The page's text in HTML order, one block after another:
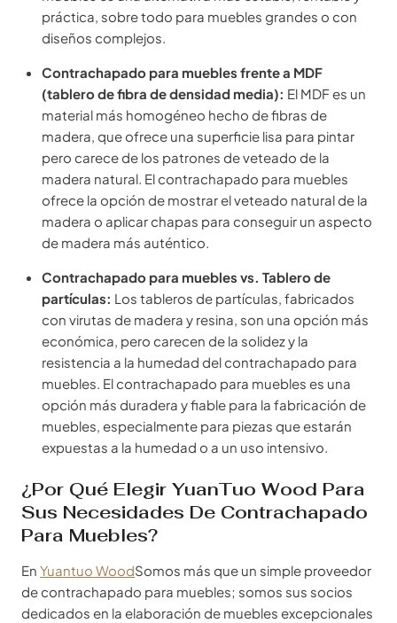
práctica, sobre todo para muebles grandes o con
diseños complejos.
Contrachapado para muebles frente a MDF
(tablero de fibra de densidad media): El MDF es un
material más homogéneo hecho de fibras de
madera, que ofrece una superficie lisa para pintar
pero carece de los patrones de veteado de la
madera natural. El contrachapado para muebles
ofrece la opción de mostrar el veteado natural de la
madera o aplicar chapas para conseguir un aspecto
de madera más auténtico.
Contrachapado para muebles vs. Tablero de
partículas: Los tableros de partículas, fabricados
con virutas de madera y resina, son una opción más
económica, pero carecen de la solidez y la
resistencia a la humedad del contrachapado para
muebles. El contrachapado para muebles es una
opción más duradera y fiable para la fabricación de
muebles, especialmente para piezas que estarán
expuestas a la humedad o a un uso intensivo.
¿Por Qué Elegir YuanTuo Wood Para
Sus Necesidades De Contrachapado
Para Muebles?
En Yuantuo WoodSomos más que un simple proveedor
de contrachapado para muebles; somos sus socios
dedicados en la elaboración de muebles excepcionales